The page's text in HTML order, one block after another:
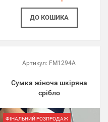
ДО КОШИКА
Артикул: FM1294A
Сумка жіноча шкіряна
срібло
ФІНАЛЬНИЙ РОЗПРОДАЖ